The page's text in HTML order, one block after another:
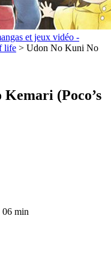
et jeux vidéo -
life > Udon No Kuni No
(Poco’s
06 min